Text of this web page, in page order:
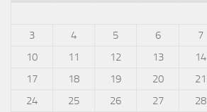
3
4 5 6 7
10
11 12 13 14
17
18 19 20 21
24
25 26 27 28